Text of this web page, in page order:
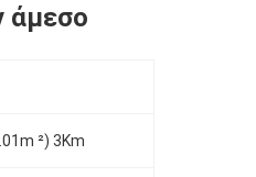
άμεσο
²) 3Km